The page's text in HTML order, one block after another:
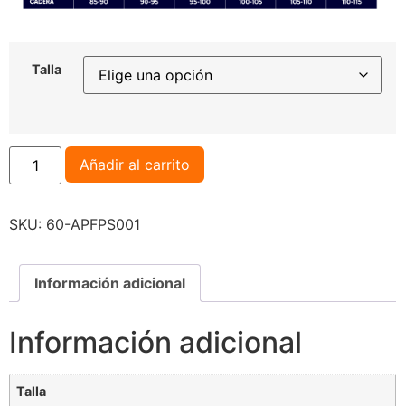
Talla
Añadir al carrito
SKU: 60-APFPS001
Información adicional
Información adicional
Talla